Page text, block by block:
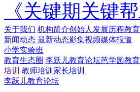
《关键期关键帮
关于我们 机构简介创始人 发展历程教
新闻动态 最新动态影集视频媒体报道
小学实验班
教育生态圈 李跃儿教育论坛芭学园教
培训 教师培训 家长培训
李跃儿教育论坛